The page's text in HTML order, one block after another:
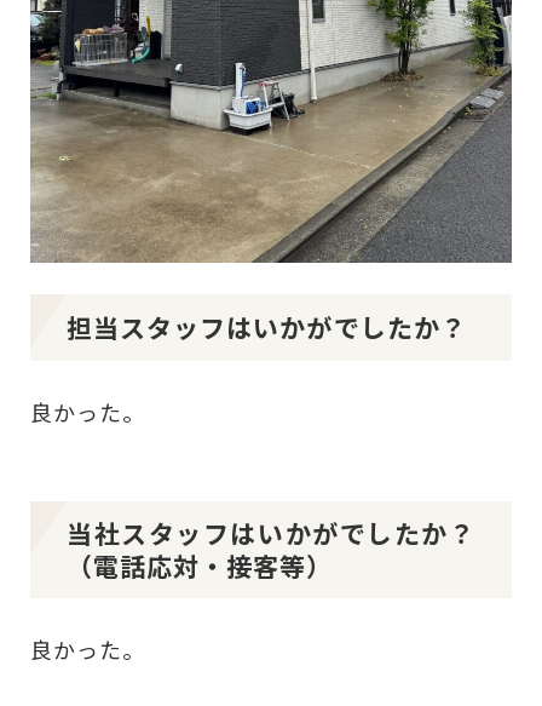
担当スタッフはいかがでしたか？
良かった。
当社スタッフはいかがでしたか？
（電話応対・接客等）
良かった。